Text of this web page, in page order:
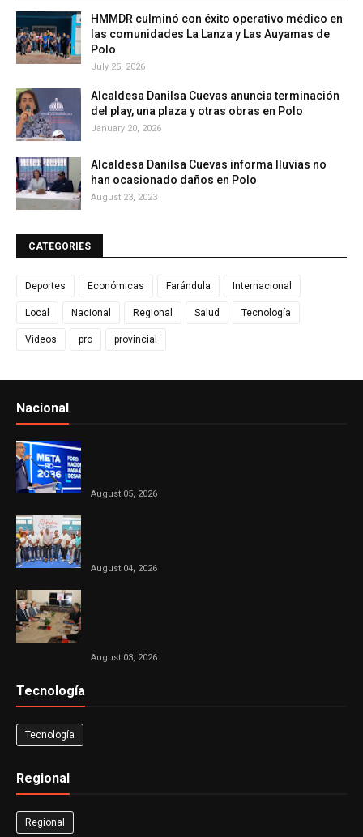
HMMDR culminó con éxito operativo médico en
las comunidades La Lanza y Las Auyamas de
Polo
July 25, 2026
Alcaldesa Danilsa Cuevas anuncia terminación
del play, una plaza y otras obras en Polo
January 20, 2026
Alcaldesa Danilsa Cuevas informa lluvias no
han ocasionado daños en Polo
August 23, 2023
CATEGORIES
Deportes Económicas Farándula Internacional
Local Nacional Regional Salud Tecnología
Videos pro provincial
Nacional
August 05, 2026
August 04, 2026
August 03, 2026
Tecnología
Tecnología
Regional
Regional